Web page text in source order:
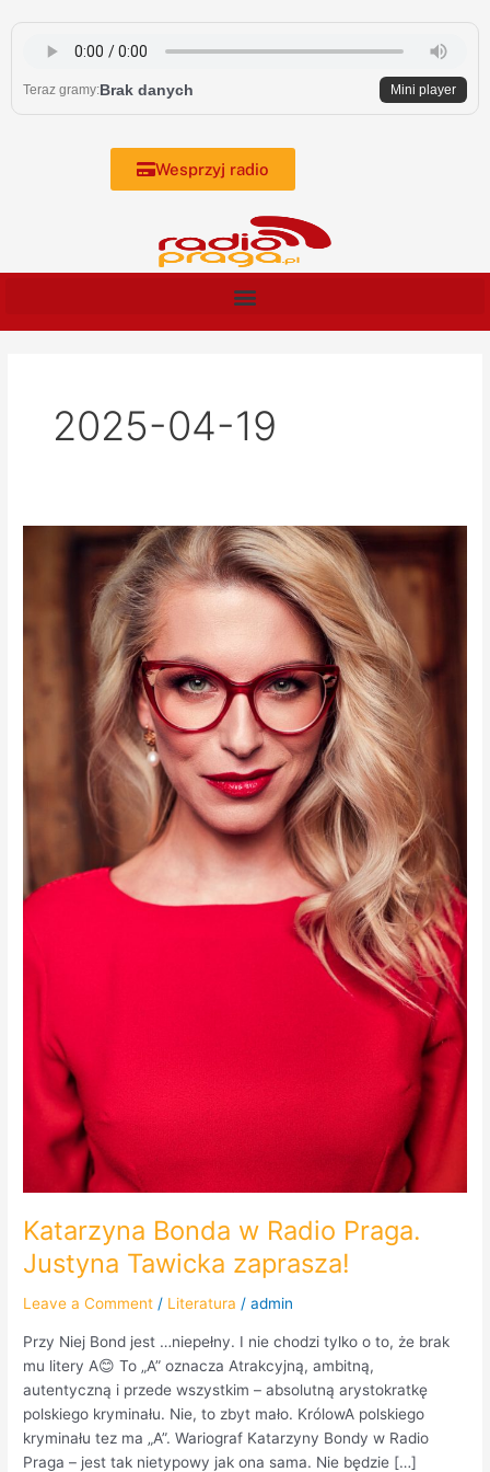
content
Teraz gramy:Brak danych Mini player
Wesprzyj radio
2025-04-19
Katarzyna Bonda w Radio Praga.
Justyna Tawicka zaprasza!
Leave a Comment / Literatura /admin
Przy Niej Bond jest …niepełny. I nie chodzi tylko o to, że brak
mu litery A😊 To „A” oznacza Atrakcyjną, ambitną,
autentyczną i przede wszystkim – absolutną arystokratkę
polskiego kryminału. Nie, to zbyt mało. KrólowA polskiego
kryminału tez ma „A”. Wariograf Katarzyny Bondy w Radio
Praga – jest tak nietypowy jak ona sama. Nie będzie […]
Katarzyna
Radio
zaprasza!